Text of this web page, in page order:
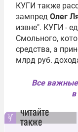
КУГИ также
зампред Олег
извне". КУГИ -
Смольного,
средства, а
млрд руб.
Все важные
читайте
также